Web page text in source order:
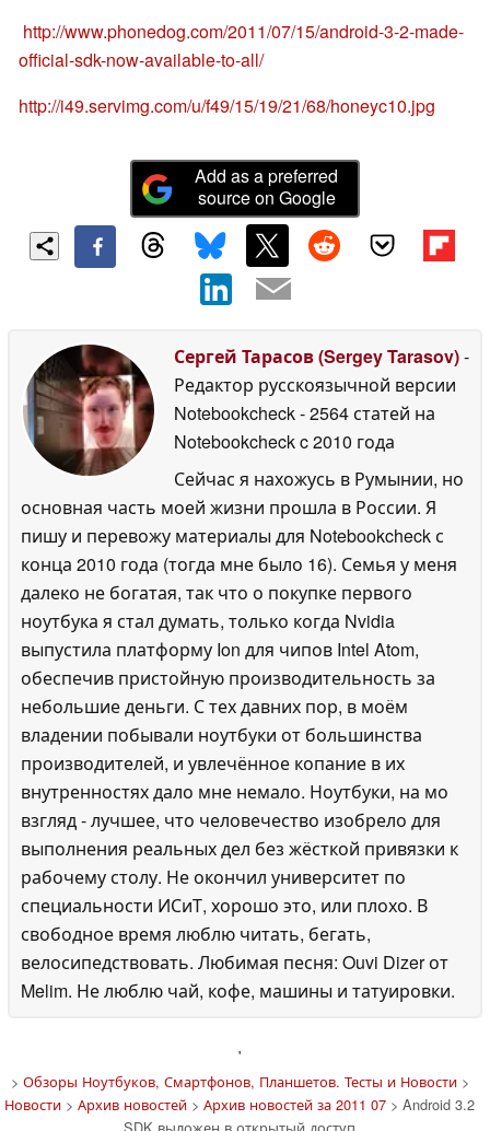
http://www.phonedog.com/2011/07/15/android-3-2-made-
official-sdk-now-available-to-all/
http://i49.servimg.com/u/f49/15/19/21/68/honeyc10.jpg
Add as a preferred
source on Google
Сергей Тарасов (Sergey Tarasov)-
Редактор русскоязычной версии
Notebookcheck- 2564 статей на
Notebookcheckc 2010 года
Сейчас я нахожусь в Румынии, но
основная часть моей жизни прошла в России. Я
пишу и перевожу материалы для Notebookcheck с
конца 2010 года (тогда мне было 16). Семья у меня
далеко не богатая, так что о покупке первого
ноутбука я стал думать, только когда Nvidia
выпустила платформу Ion для чипов Intel Atom,
обеспечив пристойную производительность за
небольшие деньги. С тех давних пор, в моём
владении побывали ноутбуки от большинства
производителей, и увлечённое копание в их
внутренностях дало мне немало. Ноутбуки, на мо
взгляд - лучшее, что человечество изобрело для
выполнения реальных дел без жёсткой привязки к
рабочему столу. Не окончил университет по
специальности ИСиТ, хорошо это, или плохо. В
свободное время люблю читать, бегать,
велосипедствовать. Любимая песня: Ouvi Dizer от
Melim. Не люблю чай, кофе, машины и татуировки.
'
> Обзоры Ноутбуков, Смартфонов, Планшетов. Тесты и Новости>
Новости > Архив новостей > Архив новостей за 2011 07 > Android 3.2
SDK выложен в открытый доступ